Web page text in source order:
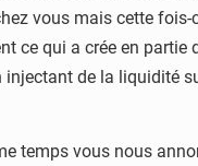
vous mais cette
ce qui a crée en
injectant de la liquidité
temps vous nous